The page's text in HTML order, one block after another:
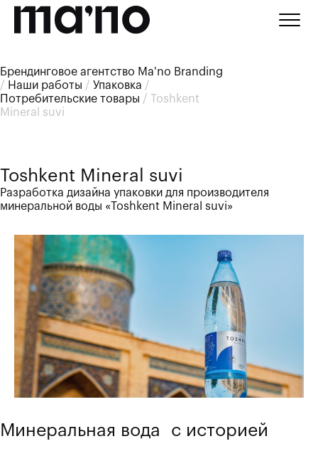
Брендинговое агентство Ma'no Branding
/ Наши работы / Упаковка /
Потребительские товары / Toshkent
Mineral suvi
Toshkent Mineral suvi
Разработка дизайна упаковки для производителя
минеральной воды «Toshkent Mineral suvi»
Минеральная вода с историей